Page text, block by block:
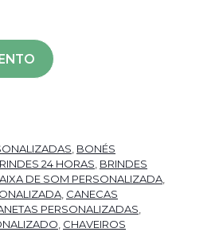
, BONÉS
24 HORAS, BRINDES
DE SOM PERSONALIZADA,
, CANECAS
PERSONALIZADAS,
, CHAVEIROS